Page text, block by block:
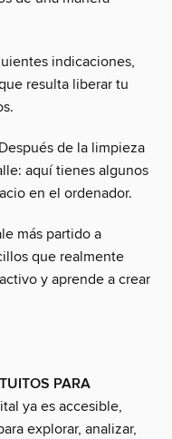
indicaciones,
resulta liberar tu
de la limpieza
aquí tienes algunos
en el ordenador.
más partido a
que realmente
y aprende a crear
PARA
ya es accesible,
explorar, analizar,